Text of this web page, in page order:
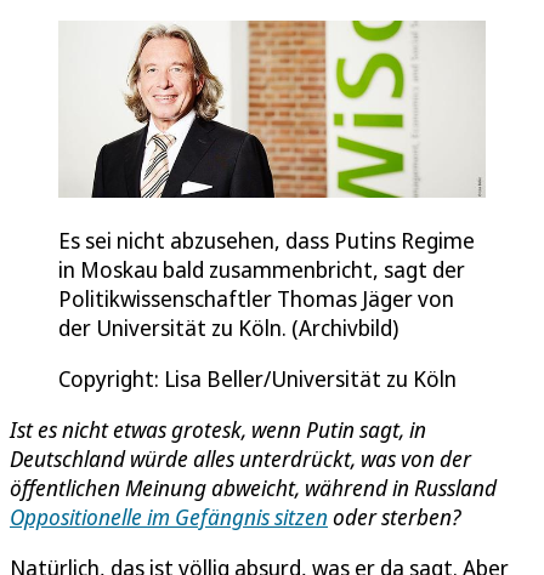
Es sei nicht abzusehen, dass Putins Regime
in Moskau bald zusammenbricht, sagt der
Politikwissenschaftler Thomas Jäger von
der Universität zu Köln. (Archivbild)
Copyright: Lisa Beller/Universität zu Köln
Ist es nicht etwas grotesk, wenn Putin sagt, in
Deutschland würde alles unterdrückt, was von der
öffentlichen Meinung abweicht, während in Russland
Oppositionelle im Gefängnis sitzen oder sterben?
Natürlich, das ist völlig absurd, was er da sagt. Aber